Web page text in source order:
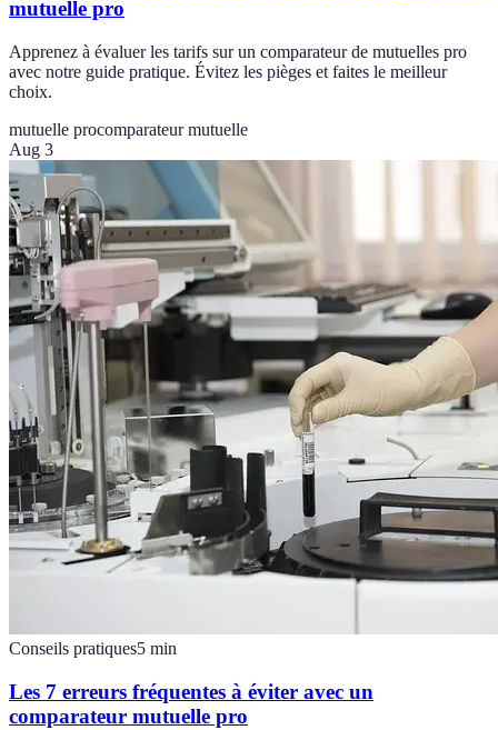
mutuelle pro
Apprenez à évaluer les tarifs sur un comparateur de mutuelles pro
avec notre guide pratique. Évitez les pièges et faites le meilleur
choix.
mutuelle procomparateur mutuelle
Aug 3
Conseils pratiques5 min
Les 7 erreurs fréquentes à éviter avec un
comparateur mutuelle pro